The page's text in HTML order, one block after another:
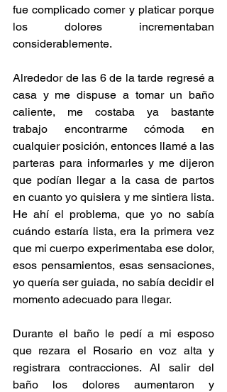
fue complicado comer y platicar porque
los dolores incrementaban
considerablemente.
Alrededor de las 6 de la tarde regresé a
casa y me dispuse a tomar un baño
caliente, me costaba ya bastante
trabajo encontrarme cómoda en
cualquier posición, entonces llamé a las
parteras para informarles y me dijeron
que podían llegar a la casa de partos
en cuanto yo quisiera y me sintiera lista.
He ahí el problema, que yo no sabía
cuándo estaría lista, era la primera vez
que mi cuerpo experimentaba ese dolor,
esos pensamientos, esas sensaciones,
yo quería ser guiada, no sabía decidir el
momento adecuado para llegar.
Durante el baño le pedí a mi esposo
que rezara el Rosario en voz alta y
registrara contracciones. Al salir del
baño los dolores aumentaron y